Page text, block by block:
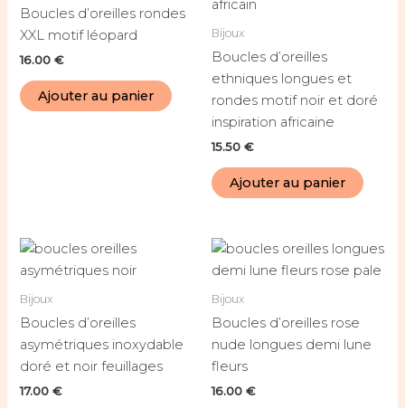
Boucles d’oreilles rondes
XXL motif léopard
16.00€
Ajouter au panier
Bijoux
Boucles d’oreilles
ethniques longues et
rondes motif noir et doré
inspiration africaine
15.50 €
Ajouter au panier
Bijoux
Boucles d’oreilles
asymétriques inoxydable
doré et noir feuillages
17.00€
Bijoux
Boucles d’oreilles rose
nude longues demi lune
fleurs
16.00 €